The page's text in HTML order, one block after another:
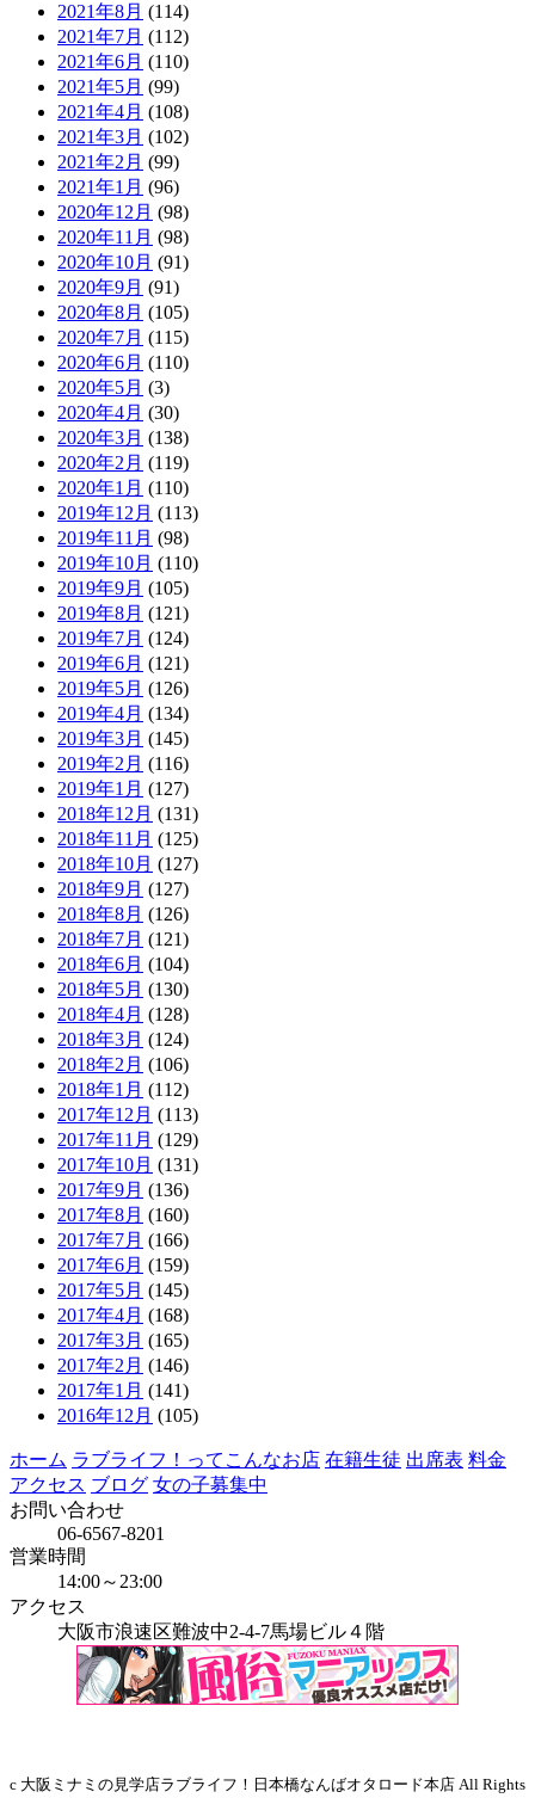
2021年8月 (114)
2021年7月 (112)
2021年6月 (110)
2021年5月 (99)
2021年4月 (108)
2021年3月 (102)
2021年2月 (99)
2021年1月 (96)
2020年12月 (98)
2020年11月 (98)
2020年10月 (91)
2020年9月 (91)
2020年8月 (105)
2020年7月 (115)
2020年6月 (110)
2020年5月 (3)
2020年4月 (30)
2020年3月 (138)
2020年2月 (119)
2020年1月 (110)
2019年12月 (113)
2019年11月 (98)
2019年10月 (110)
2019年9月 (105)
2019年8月 (121)
2019年7月 (124)
2019年6月 (121)
2019年5月 (126)
2019年4月 (134)
2019年3月 (145)
2019年2月 (116)
2019年1月 (127)
2018年12月 (131)
2018年11月 (125)
2018年10月 (127)
2018年9月 (127)
2018年8月 (126)
2018年7月 (121)
2018年6月 (104)
2018年5月 (130)
2018年4月 (128)
2018年3月 (124)
2018年2月 (106)
2018年1月 (112)
2017年12月 (113)
2017年11月 (129)
2017年10月 (131)
2017年9月 (136)
2017年8月 (160)
2017年7月 (166)
2017年6月 (159)
2017年5月 (145)
2017年4月 (168)
2017年3月 (165)
2017年2月 (146)
2017年1月 (141)
2016年12月 (105)
ホーム ラブライフ！ってこんなお店 在籍生徒 出席表 料金
アクセス ブログ 女の子募集中
お問い合わせ
06-6567-8201
営業時間
14:00～23:00
アクセス
大阪市浪速区難波中2-4-7馬場ビル４階
c 大阪ミナミの見学店ラブライフ！日本橋なんばオタロード本店 All Rights